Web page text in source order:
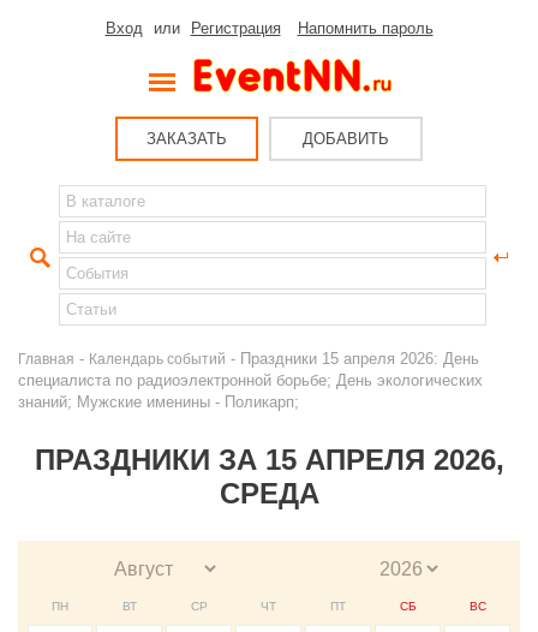
Вход или Регистрация Напомнить пароль
ЗАКАЗАТЬ ДОБАВИТЬ
Главная - Календарь событий - Праздники 15 апреля 2026: День
специалиста по радиоэлектронной борьбе; День экологических
знаний; Мужские именины - Поликарп;
ПРАЗДНИКИ ЗА 15 АПРЕЛЯ 2026,
СРЕДА
ПН ВТ СР ЧТ ПТ СБ ВС